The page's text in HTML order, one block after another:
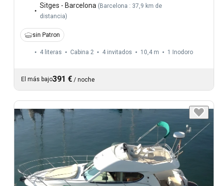
Sitges - Barcelona ( Barcelona : 37,9 km de
distancia)
sin Patron
4 literas Cabina 2 4 invitados 10,4 m 1 Inodoro
El más bajo391 € / noche